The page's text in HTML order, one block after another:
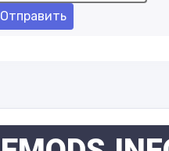
Отправить